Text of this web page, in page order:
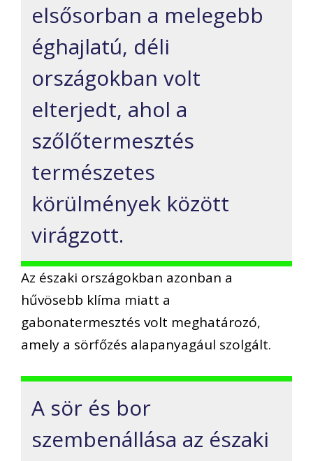
elsősorban a melegebb
éghajlatú, déli
országokban volt
elterjedt, ahol a
szőlőtermesztés
természetes
körülmények között
virágzott.
Az északi országokban azonban a
hűvösebb klíma miatt a
gabonatermesztés volt meghatározó,
amely a sörfőzés alapanyagául szolgált.
A sör és bor
szembenállása az északi